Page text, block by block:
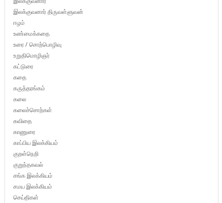
இலக்குவனார் திருவள்ளுவன்
ஈழம்
உண்மைக்கதை
உரை / சொற்பொழிவு
உறுதிமொழிஞர்
கட்டுரை
கதை
கருத்தரங்கம்
கலை
கலைச்சொற்கள்
கவிதை
காணுரை
காப்பிய இலக்கியம்
குறள்நெறி
குறுந்தகவல்
சங்க இலக்கியம்
சமய இலக்கியம்
செய்திகள்